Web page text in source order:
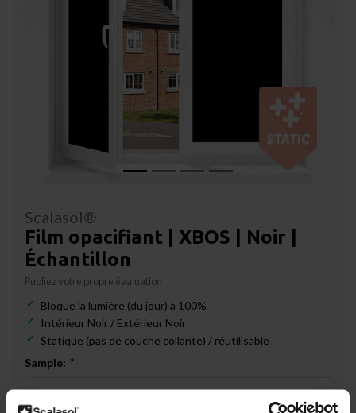
Page précédente
Scalasol®
Film opacifiant | XBOS | Noir |
Échantillon
Publiez votre propre évaluation
Bloque la lumière (du jour) à 100%
Intérieur Noir / Extérieur Noir
Statique (pas de couche collante) / réutilisable
Sample: *